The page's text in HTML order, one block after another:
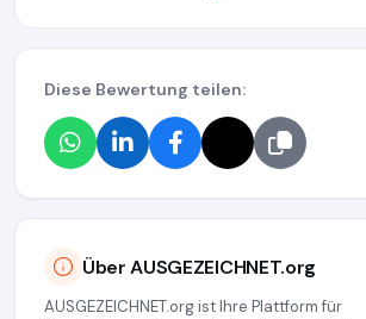
Diese Bewertung teilen:
Über AUSGEZEICHNET.org
AUSGEZEICHNET.org ist Ihre Plattform für